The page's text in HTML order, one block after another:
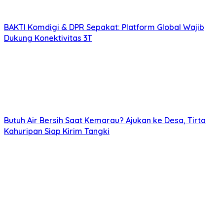
BAKTI Komdigi & DPR Sepakat: Platform Global Wajib
Dukung Konektivitas 3T
Butuh Air Bersih Saat Kemarau? Ajukan ke Desa, Tirta
Kahuripan Siap Kirim Tangki